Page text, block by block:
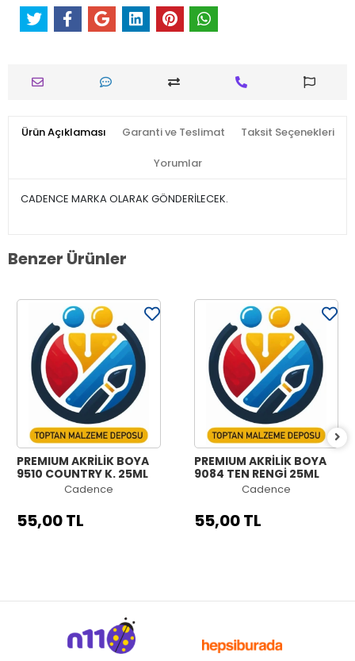
Ürün Açıklaması Garanti ve Teslimat Taksit Seçenekleri
Yorumlar
CADENCE MARKA OLARAK GÖNDERİLECEK.
Benzer Ürünler
PREMIUM AKRİLİK BOYA
9510 COUNTRY K. 25ML
Cadence
55,00 TL
PREMIUM AKRİLİK BOYA
9084 TEN RENGİ 25ML
Cadence
55,00 TL